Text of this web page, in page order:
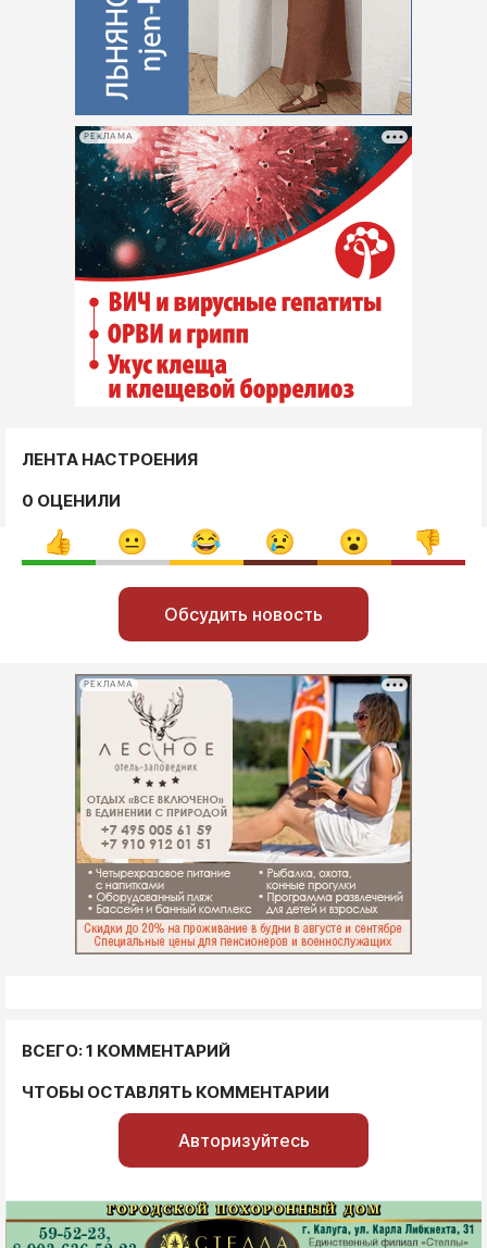
РЕКЛАМА
ЛЕНТА НАСТРОЕНИЯ
0 ОЦЕНИЛИ
Обсудить новость
РЕКЛАМА
ВСЕГО: 1 КОММЕНТАРИЙ
ЧТОБЫ ОСТАВЛЯТЬ КОММЕНТАРИИ
Авторизуйтесь